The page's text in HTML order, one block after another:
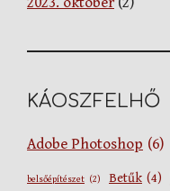
KÁOSZFELHŐ
Adobe Photoshop (6)
belsőépítészet (2) Betűk (4)